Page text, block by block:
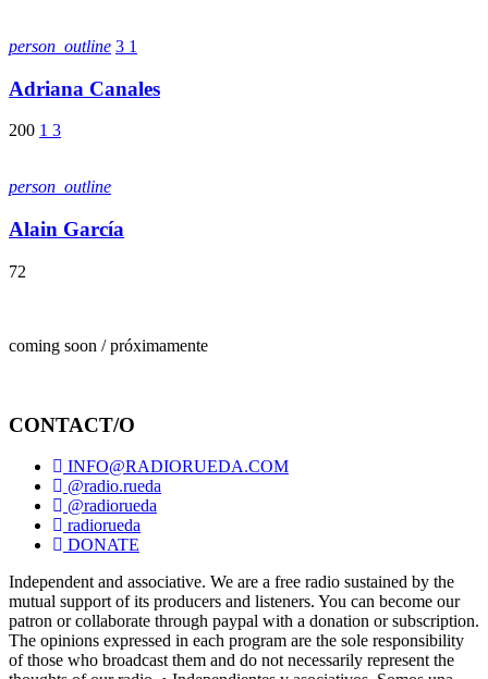
person_outline 3 1
Adriana Canales
200 1 3
person_outline
Alain García
72
coming soon / próximamente
CONTACT/O
INFO@RADIORUEDA.COM
@radio.rueda
@radiorueda
radiorueda
DONATE
Independent and associative. We are a free radio sustained by the
mutual support of its producers and listeners. You can become our
patron or collaborate through paypal with a donation or subscription.
The opinions expressed in each program are the sole responsibility
of those who broadcast them and do not necessarily represent the